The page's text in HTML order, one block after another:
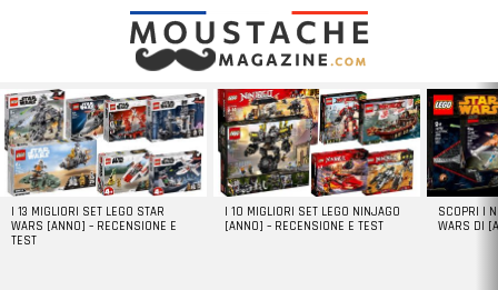
LATEST
STORIES
I 13 MIGLIORI SET LEGO STAR
WARS [ANNO] – RECENSIONE E
TEST
I 10 MIGLIORI SET LEGO NINJAGO
[ANNO] – RECENSIONE E TEST
SCOPRI I
WARS DI